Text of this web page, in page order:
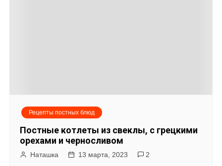
м
Рецепты постных блюд
Постные котлеты из свеклы, с грецкими
орехами и черносливом
Наташка 13 марта, 2023 2